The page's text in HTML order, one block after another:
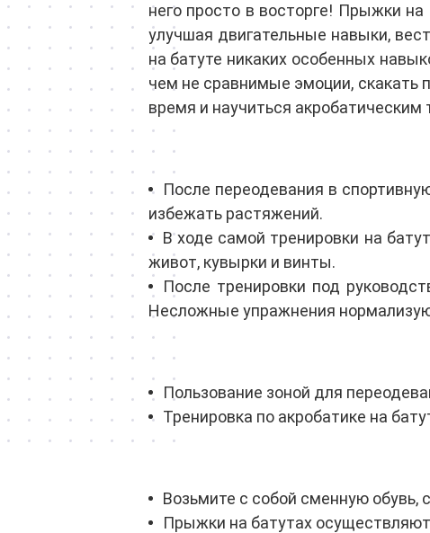
него просто в восторге! Прыжки
улучшая двигательные навыки,
на батуте никаких особенных
чем не сравнимые эмоции, скакать
время и научиться
После переодевания в
избежать растяжений.
В ходе самой тренировки на
живот, кувырки и винты.
После тренировки под
Несложные упражнения
Пользование зоной для
Тренировка по акробатике на
Возьмите с собой сменную
Прыжки на батутах